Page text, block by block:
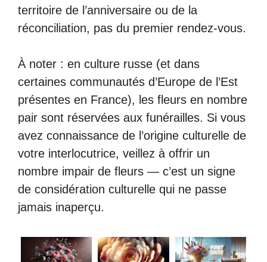
territoire de l’anniversaire ou de la
réconciliation, pas du premier rendez-vous.
À noter : en culture russe (et dans
certaines communautés d’Europe de l’Est
présentes en France), les fleurs en nombre
pair sont réservées aux funérailles. Si vous
avez connaissance de l’origine culturelle de
votre interlocutrice, veillez à offrir un
nombre impair de fleurs — c’est un signe
de considération culturelle qui ne passe
jamais inaperçu.